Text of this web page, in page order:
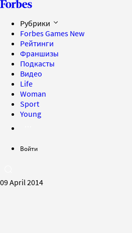
Рубрики
Forbes Games New
Рейтинги
Франшизы
Подкасты
Видео
Life
Woman
Sport
Young
Войти
09 April 2014